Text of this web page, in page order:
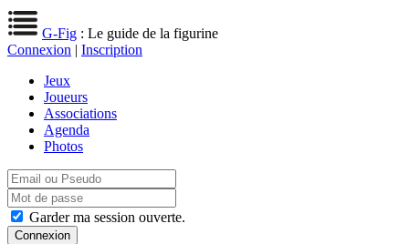
G-Fig : Le guide de la figurine
Connexion | Inscription
Jeux
Joueurs
Associations
Agenda
Photos
Garder ma session ouverte.